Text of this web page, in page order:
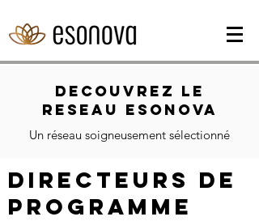
Decouvrez le
reseau esonova
Un réseau soigneusement sélectionné
Directeurs de
programme